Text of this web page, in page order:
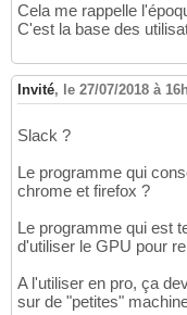
Cela me rappelle
C'est la base des
Invité, le 27/07/2018 à
Slack ?
Le programme qui
chrome et firefox ?
Le programme qui est
d'utiliser le GPU pour
A l'utiliser en pro, ça
sur de "petites"